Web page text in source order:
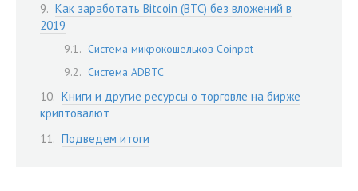
Как заработать Bitcoin (BTC) без вложений в
2019
Система микрокошельков Coinpot
Система ADBTC
Книги и другие ресурсы о торговле на бирже
криптовалют
Подведем итоги